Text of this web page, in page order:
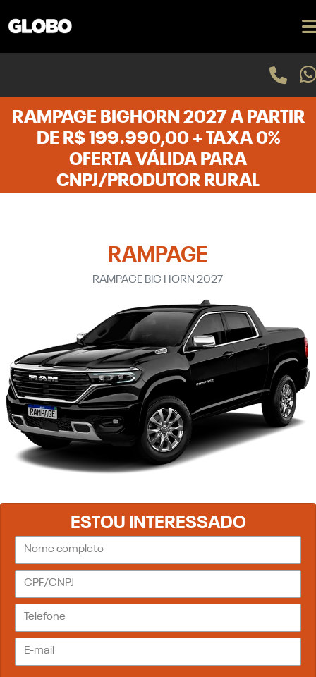
RAMPAGE BIGHORN 2027 A PARTIR
DE R$ 199.990,00 + TAXA 0%
OFERTA VÁLIDA PARA
CNPJ/PRODUTOR RURAL
RAMPAGE
RAMPAGE BIG HORN 2027
ESTOU INTERESSADO